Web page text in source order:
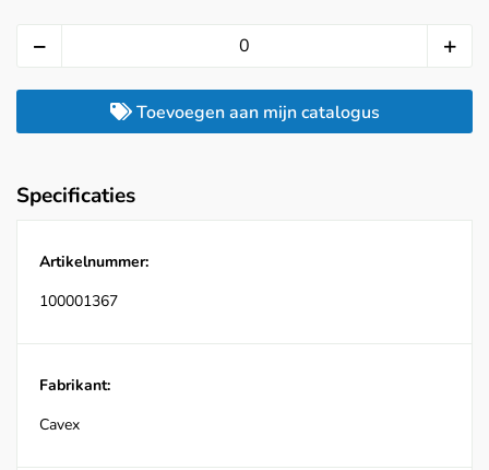
Toevoegen aan mijn catalogus
Specificaties
Artikelnummer:
100001367
Fabrikant:
Cavex